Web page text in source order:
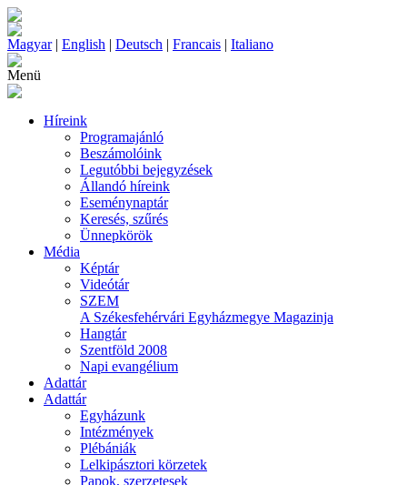
Magyar| English | Deutsch | Francais | Italiano
Menü
Híreink
Programajánló
Beszámolóink
Legutóbbi bejegyzések
Állandó híreink
Eseménynaptár
Keresés, szűrés
Ünnepkörök
Média
Képtár
Videótár
SZEM
A Székesfehérvári Egyházmegye Magazinja
Hangtár
Szentföld 2008
Napi evangélium
Adattár
Adattár
Egyházunk
Intézmények
Plébániák
Lelkipásztori körzetek
Papok, szerzetesek